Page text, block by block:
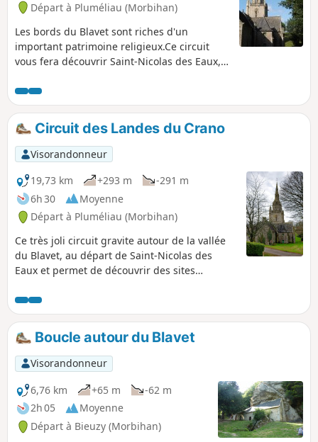
Départ à Pluméliau (Morbihan)
Les bords du Blavet sont riches d'un
important patrimoine religieux.Ce circuit
vous fera découvrir Saint-Nicolas des Eaux,
ensuite par la campagne l'imposante
Chapelle Saint-Nicodème et ses quatre
majestueuses fontaines.Retour tranquille
par le chemin de halage.
Circuit des Landes du Crano
Visorandonneur
19,73 km
+293 m
-291 m
6h 30
Moyenne
Départ à Pluméliau (Morbihan)
Ce très joli circuit gravite autour de la vallée
du Blavet, au départ de Saint-Nicolas des
Eaux et permet de découvrir des sites
Lande du Crano) ainsi que de remarquables
éléments du patrimoine bâti breton (chapelle
semi-troglodyte Saint-Gildas, maisons nobles
de Bieuzy, Chapelle Saint- Nicodème, écluses).
Cette promenade est assez bien balisée
(balisage Jaune PR®).
Boucle autour du Blavet
Visorandonneur
6,76 km
+65 m
-62 m
2h 05
Moyenne
Départ à Bieuzy (Morbihan)